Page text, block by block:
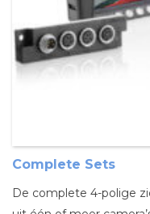
Complete Sets
De complete 4-polige